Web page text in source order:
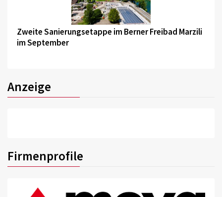
©
Zweite Sanierungsetappe im Berner Freibad Marzili
im September
Anzeige
Firmenprofile